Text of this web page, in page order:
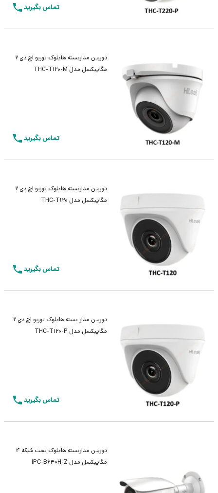
تماس بگیرید
دوربین مداربسته هایلوک توربو اچ دی 2
مگاپیکسل مدل THC-T120-M
تماس بگیرید
دوربین مداربسته هایلوک توربو اچ دی 2
مگاپیکسل مدل THC-T120
تماس بگیرید
دوربین مدار بسته هایلوک توربو اچ دی 2
مگاپیکسل مدل THC-T120-P
تماس بگیرید
دوربین مداربسته هایلوک تحت شبکه 4
مگاپیکسل مدل IPC-B640H-Z